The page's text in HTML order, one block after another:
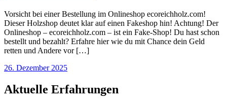
Vorsicht bei einer Bestellung im Onlineshop ecoreichholz.com!
Dieser Holzshop deutet klar auf einen Fakeshop hin! Achtung! Der
Onlineshop – ecoreichholz.com – ist ein Fake-Shop! Du hast schon
bestellt und bezahlt? Erfahre hier wie du mit Chance dein Geld
retten und Andere vor […]
26. Dezember 2025
Aktuelle Erfahrungen